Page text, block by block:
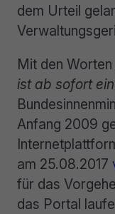
dem Urteil
Mit den Worten
ist ab sofort
Anfang 2009
am 25.08.2017
für das
das Portal laufe